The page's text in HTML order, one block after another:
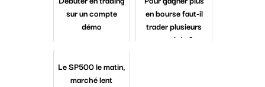
sur un compte
démo
en bourse faut-il
trader plusieurs
marchés ?
Le SP500 le matin,
marché lent